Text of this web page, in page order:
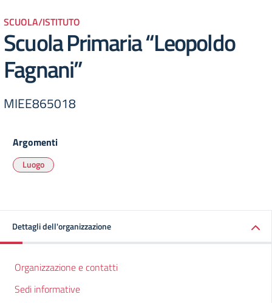
SCUOLA/ISTITUTO
Scuola Primaria “Leopoldo
Fagnani”
MIEE865018
Argomenti
Luogo
Dettagli dell'organizzazione
Organizzazione e contatti
Sedi informative